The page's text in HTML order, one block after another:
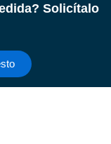
Solicítalo